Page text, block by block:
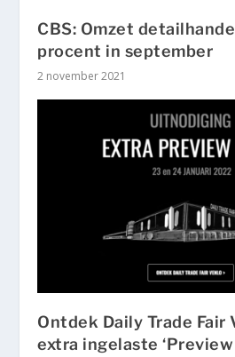
CBS: Omzet
procent in september
2 november 2021
Ontdek Daily Trade Fair
extra ingelaste ‘Preview